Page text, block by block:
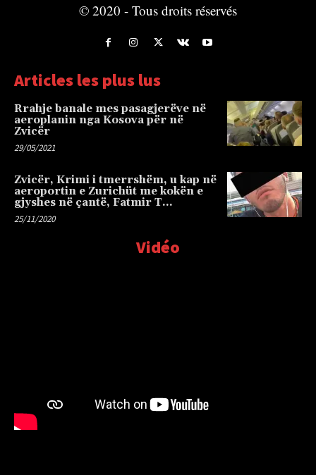
© 2020 - Tous droits réservés
Articles les plus lus
Rrahje banale mes pasagjerëve në
aeroplanin nga Kosova për në
Zvicër
29/05/2021
Zvicër, Krimi i tmerrshëm, u kap në
aeroportin e Zurichüt me kokën e
gjyshes në çantë, Fatmir T…
25/11/2020
Vidéo